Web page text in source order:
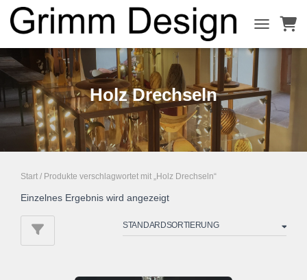
Holz Drechseln
Start / Produkte verschlagwortet mit „Holz Drechseln“
Einzelnes Ergebnis wird angezeigt